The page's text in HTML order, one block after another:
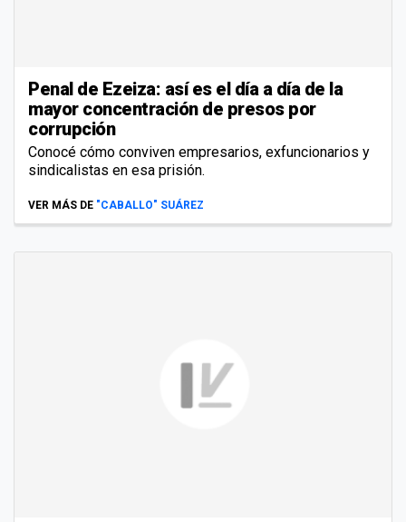
Penal de Ezeiza: así es el día a día de la
mayor concentración de presos por
corrupción
Conocé cómo conviven empresarios, exfuncionarios y
sindicalistas en esa prisión.
VER MÁS DE "CABALLO" SUÁREZ